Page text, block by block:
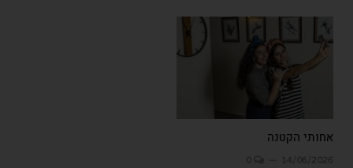
אחותי הקטנה